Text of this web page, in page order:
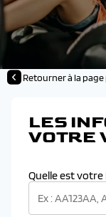
Retourner à la
LES
VOTRE
Quelle est